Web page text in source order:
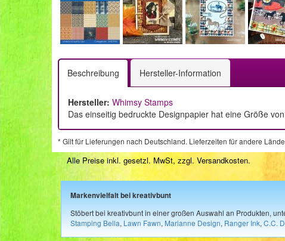
Beschreibung Hersteller-Information
Hersteller: Whimsy Stamps
Das einseitig bedruckte Designpapier hat eine Größe
* Gilt für Lieferungen nach Deutschland. Lieferzeiten für andere
Alle Preise inkl. gesetzl. MwSt, zzgl. Versandkosten.
Markenvielfalt bei kreativbunt
Stöbert bei kreativbunt in einer großen Auswahl an Produkten,
Stamping Bella, Lawn Fawn, Marianne Design, Ranger Ink, C.C.